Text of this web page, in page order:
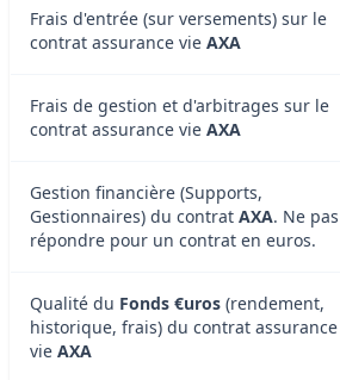
Frais d'entrée (sur versements) sur le
contrat assurance vie AXA
Frais de gestion et d'arbitrages sur le
contrat assurance vie AXA
Gestion financière (Supports,
Gestionnaires) du contrat AXA. Ne pas
répondre pour un contrat en euros.
Qualité du Fonds €uros (rendement,
historique, frais) du contrat assurance
vie AXA